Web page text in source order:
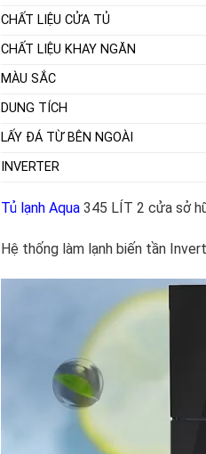
CHẤT LIỆU CỬA TỦ
CHẤT LIỆU KHAY NGĂN
MÀU SẮC
DUNG TÍCH
LẤY ĐÁ TỪ BÊN NGOÀI
INVERTER
Tủ lạnh Aqua 345 LÍT 2 cửa sở
Hệ thống làm lạnh biến tần